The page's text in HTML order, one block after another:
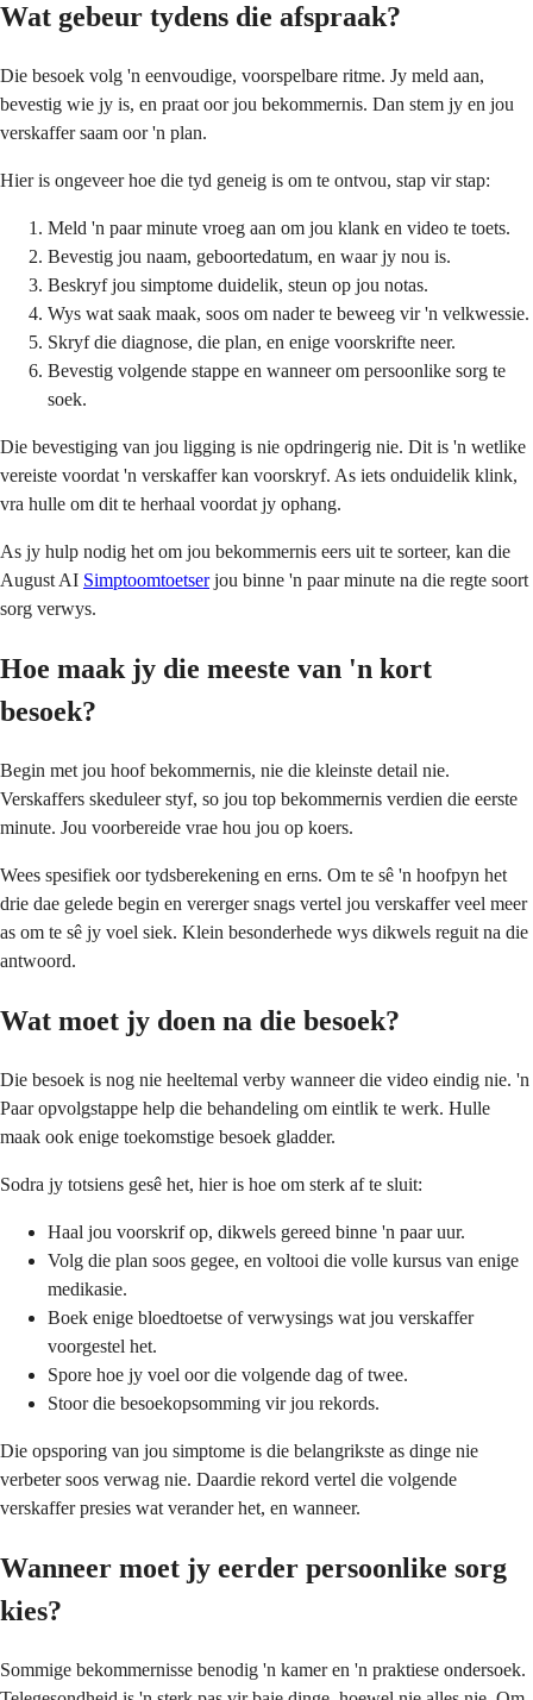
Wat gebeur tydens die afspraak?
Die besoek volg 'n eenvoudige, voorspelbare ritme. Jy meld aan,
bevestig wie jy is, en praat oor jou bekommernis. Dan stem jy en jou
verskaffer saam oor 'n plan.
Hier is ongeveer hoe die tyd geneig is om te ontvou, stap vir stap:
Meld 'n paar minute vroeg aan om jou klank en video te toets.
Bevestig jou naam, geboortedatum, en waar jy nou is.
Beskryf jou simptome duidelik, steun op jou notas.
Wys wat saak maak, soos om nader te beweeg vir 'n velkwessie.
Skryf die diagnose, die plan, en enige voorskrifte neer.
Bevestig volgende stappe en wanneer om persoonlike sorg te
soek.
Die bevestiging van jou ligging is nie opdringerig nie. Dit is 'n wetlike
vereiste voordat 'n verskaffer kan voorskryf. As iets onduidelik klink,
vra hulle om dit te herhaal voordat jy ophang.
As jy hulp nodig het om jou bekommernis eers uit te sorteer, kan die
August AI Simptoomtoetserjou binne 'n paar minute na die regte soort
sorg verwys.
Hoe maak jy die meeste van 'n kort
besoek?
Begin met jou hoof bekommernis, nie die kleinste detail nie.
Verskaffers skeduleer styf, so jou top bekommernis verdien die eerste
minute. Jou voorbereide vrae hou jou op koers.
Wees spesifiek oor tydsberekening en erns. Om te sê 'n hoofpyn het
drie dae gelede begin en vererger snags vertel jou verskaffer veel meer
as om te sê jy voel siek. Klein besonderhede wys dikwels reguit na die
antwoord.
Wat moet jy doen na die besoek?
Die besoek is nog nie heeltemal verby wanneer die video eindig nie. 'n
Paar opvolgstappe help die behandeling om eintlik te werk. Hulle
maak ook enige toekomstige besoek gladder.
Sodra jy totsiens gesê het, hier is hoe om sterk af te sluit:
Haal jou voorskrif op, dikwels gereed binne 'n paar uur.
Volg die plan soos gegee, en voltooi die volle kursus van enige
medikasie.
Boek enige bloedtoetse of verwysings wat jou verskaffer
voorgestel het.
Spore hoe jy voel oor die volgende dag of twee.
Stoor die besoekopsomming vir jou rekords.
Die opsporing van jou simptome is die belangrikste as dinge nie
verbeter soos verwag nie. Daardie rekord vertel die volgende
verskaffer presies wat verander het, en wanneer.
Wanneer moet jy eerder persoonlike sorg
kies?
Sommige bekommernisse benodig 'n kamer en 'n praktiese ondersoek.